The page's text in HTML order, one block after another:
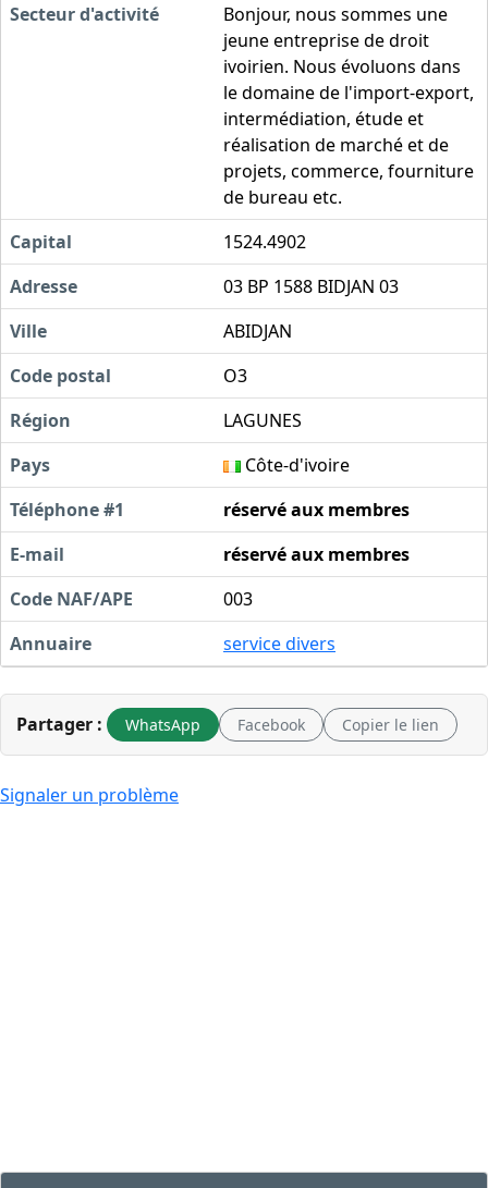
Secteur d'activité
Bonjour, nous sommes une
jeune entreprise de droit
ivoirien. Nous évoluons dans
le domaine de l'import-export,
intermédiation, étude et
réalisation de marché et de
projets, commerce, fourniture
de bureau etc.
Capital
1524.4902
Adresse
03 BP 1588 BIDJAN 03
Ville
ABIDJAN
Code postal
O3
Région
LAGUNES
Pays
Côte-d'ivoire
Téléphone #1
réservé aux membres
E-mail
réservé aux membres
Code NAF/APE
003
Annuaire
service divers
Partager : WhatsApp Facebook Copier le lien
Signaler un problème